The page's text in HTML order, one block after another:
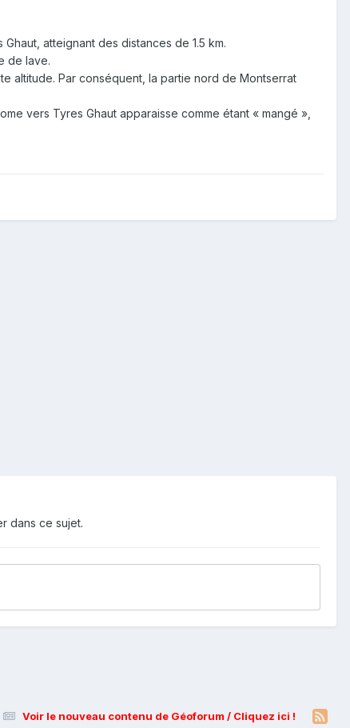
atteignant des distances de 1.5 km.
de lave.
altitude. Par conséquent, la partie nord de Montserrat
vers Tyres Ghaut apparaisse comme étant « mangé »,
dans ce sujet.
Voir le nouveau contenu de Géoforum / Cliquez ici !